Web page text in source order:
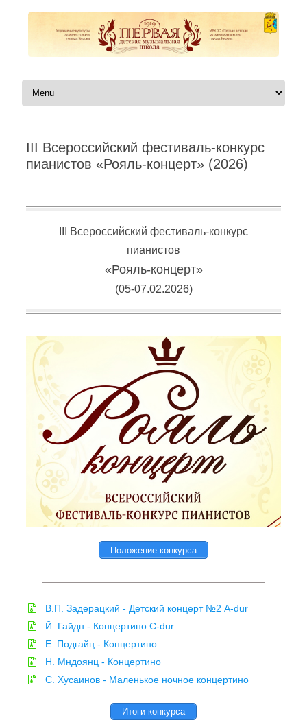
Перейти к содержимому
III Всероссийский фестиваль-конкурс
пианистов «Рояль-концерт» (2026)
III Всероссийский фестиваль-конкурс
пианистов
«Рояль-концерт»
(05-07.02.2026)
Положение конкурса
В.П. Задерацкий - Детский концерт №2 A-dur
Й. Гайдн - Концертино C-dur
Е. Подгайц - Концертино
Н. Мндоянц - Концертино
С. Хусаинов - Маленькое ночное концертино
Итоги конкурса